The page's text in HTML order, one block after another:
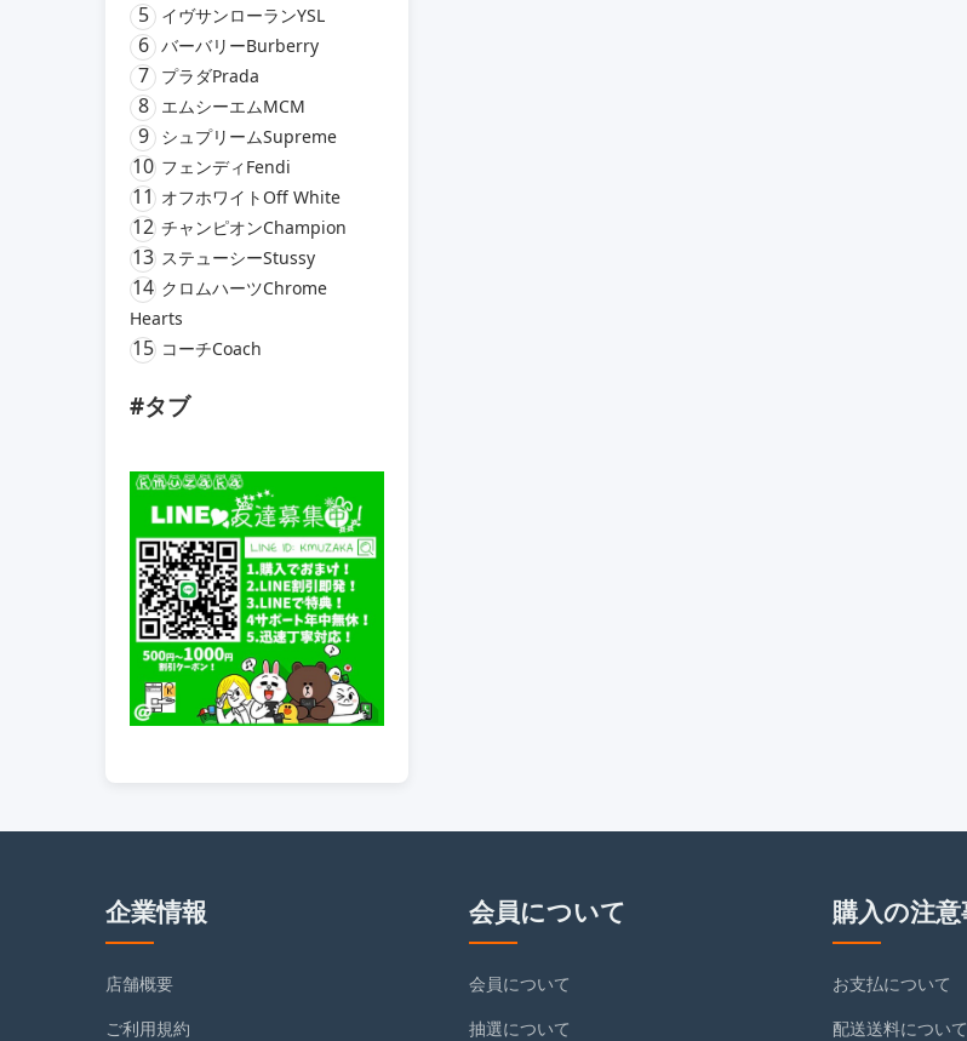
5 イヴサンローランYSL
6 バーバリーBurberry
7 プラダPrada
8 エムシーエムMCM
9 シュプリームSupreme
10 フェンディFendi
11 オフホワイトOff White
12 チャンピオンChampion
13 ステューシーStussy
14 クロムハーツChrome
Hearts
15 コーチCoach
#タブ
企業情報
店舗概要
ご利用規約
会員について
会員について
抽選について
購入の注
お支払について
配送送料について